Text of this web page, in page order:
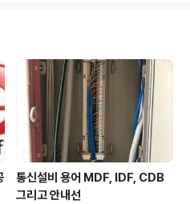
와 스트리밍 서
금보다 6 달러
2,460만 고객
금을 지불하거
큼..
통신설비 용어 MDF, IDF, CDB
그리고 안내선